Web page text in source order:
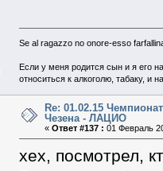
Se al ragazzo no onore-esso
Если у меня родится сын и я его
относиться к алкоголю, табаку, и
Re: 01.02.15
Чезена - ЛАЦИО
«Ответ #137 : 01 Февраль
хех, посмотрел,